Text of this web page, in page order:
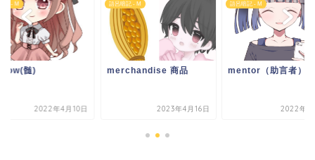
記 - M
髄)
2022年4月10日
語呂暗記 - M
merchandise 商品
2023年4月16日
語呂暗記 - M
mentor（助言者）
2022年4